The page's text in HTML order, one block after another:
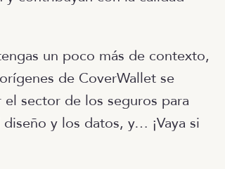
un poco más de contexto,
de CoverWallet se
sector de los seguros para
y los datos, y… ¡Vaya si